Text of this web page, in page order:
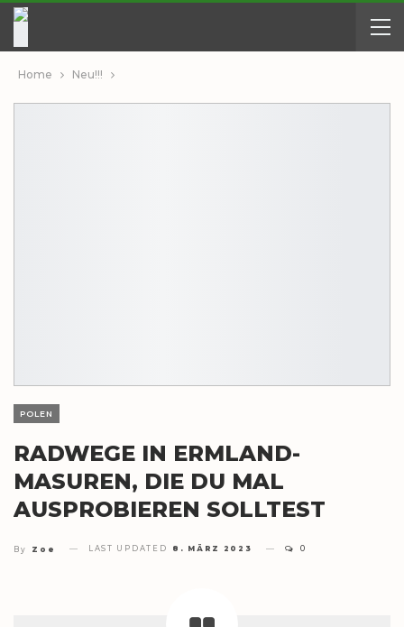
Home Neu!!!
POLEN
RADWEGE IN ERMLAND-
MASUREN, DIE DU MAL
AUSPROBIEREN SOLLTEST
By Zoe LAST UPDATED 8. MÄRZ 2023 0